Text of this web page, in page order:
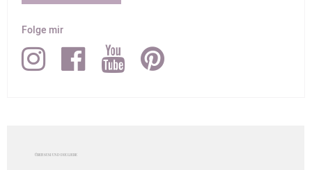
Folge mir
ÜBER SUSI UND DIE LIEBE